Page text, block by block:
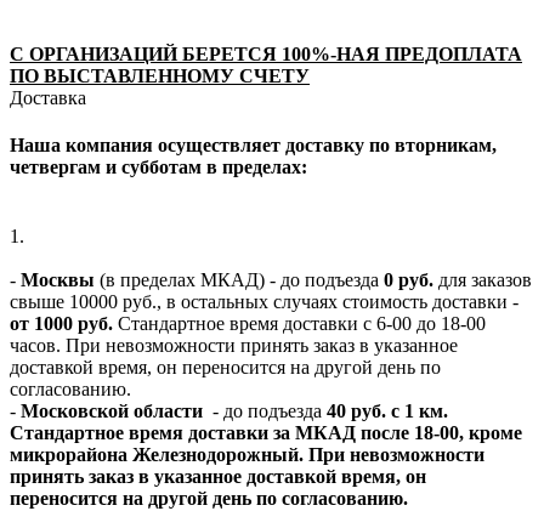
С ОРГАНИЗАЦИЙ БЕРЕТСЯ 100%-НАЯ ПРЕДОПЛАТА
ПО ВЫСТАВЛЕННОМУ СЧЕТУ
Доставка
Наша компания осуществляет доставку по вторникам,
четвергам и субботам в пределах:
1.
- Москвы (в пределах МКАД) - до подъезда 0 руб. для заказов
свыше 10000 руб., в остальных случаях стоимость доставки -
от 1000 руб. Стандартное время доставки с 6-00 до 18-00
часов. При невозможности принять заказ в указанное
доставкой время, он переносится на другой день по
согласованию.
- Московской области - до подъезда 40 руб. с 1 км.
Стандартное время доставки за МКАД после 18-00, кроме
микрорайона Железнодорожный. При невозможности
принять заказ в указанное доставкой время, он
переносится на другой день по согласованию.